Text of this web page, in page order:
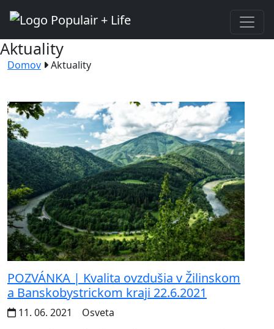
Aktuality
Domov Aktuality
POZVÁNKA | Kvalita ovzdušia v Žilinskom
a Banskobystrickom kraji 22.6.2021
11. 06. 2021
Osveta